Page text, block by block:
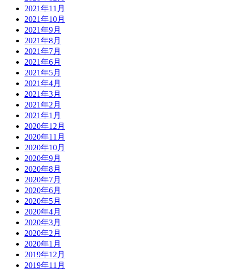
2021年11月
2021年10月
2021年9月
2021年8月
2021年7月
2021年6月
2021年5月
2021年4月
2021年3月
2021年2月
2021年1月
2020年12月
2020年11月
2020年10月
2020年9月
2020年8月
2020年7月
2020年6月
2020年5月
2020年4月
2020年3月
2020年2月
2020年1月
2019年12月
2019年11月